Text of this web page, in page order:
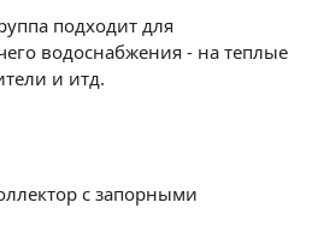
подходит для
водоснабжения - на теплые
и итд.
с запорными